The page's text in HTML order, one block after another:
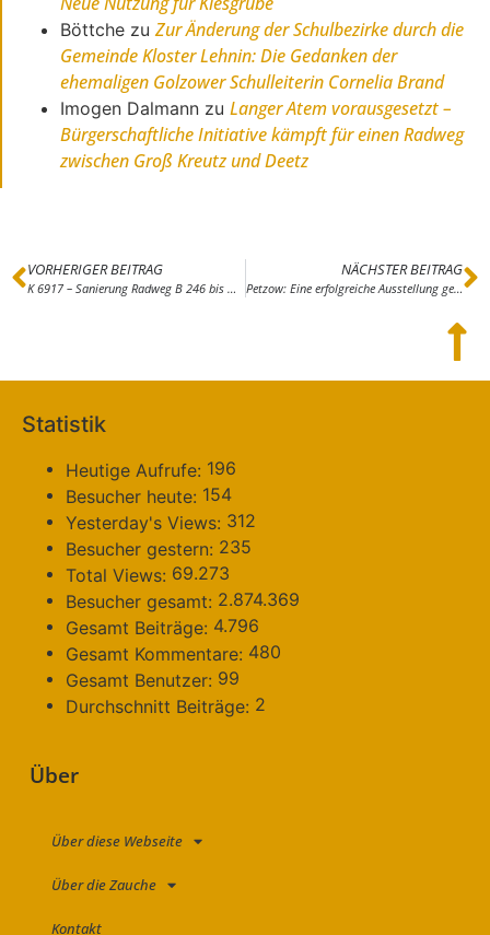
Böttche zuZur Änderung der Schulbezirke durch die
Gemeinde Kloster Lehnin: Die Gedanken der
ehemaligen Golzower Schulleiterin Cornelia Brand
Imogen Dalmann zu Langer Atem vorausgesetzt –
Bürgerschaftliche Initiative kämpft für einen Radweg
zwischen Groß Kreutz und Deetz
VORHERIGER BEITRAG
K 6917 – Sanierung Radweg B 246 bis Ortseingang Borkwalde
NÄCHSTER BEITRAG
Petzow: Eine erfolgreiche Ausstellung geht zu Ende – Finnisage FONTANE ON TOUR am 23. Juli 2023
Statistik
Heutige Aufrufe: 196
Besucher heute: 154
Yesterday's Views: 312
Besucher gestern: 235
Total Views: 69.273
Besucher gesamt: 2.874.369
Gesamt Beiträge: 4.796
Gesamt Kommentare: 480
Gesamt Benutzer: 99
Durchschnitt Beiträge: 2
Über
Über diese Webseite
Über die Zauche
Kontakt